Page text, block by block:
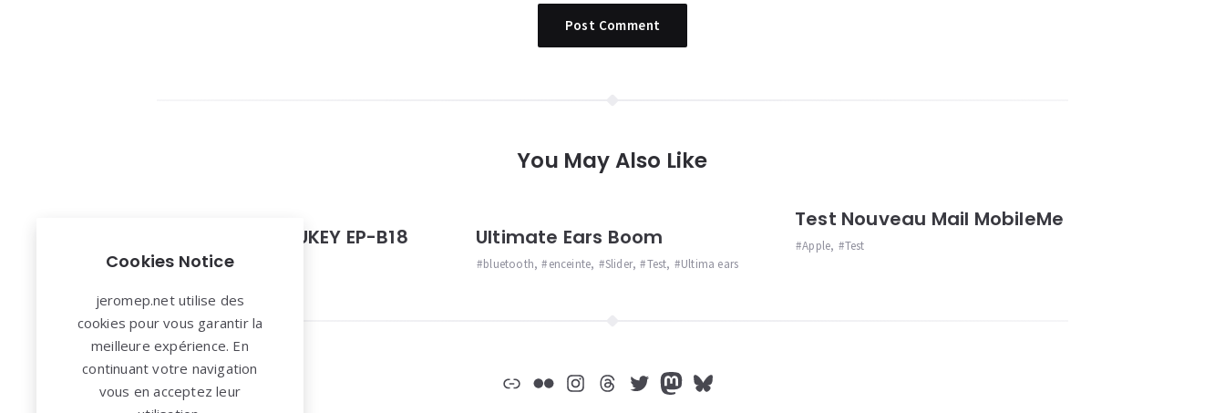
You May Also Like
Test Casque AUKEY EP-B18
aukey, casque
Ultimate Ears Boom
bluetooth, enceinte, Slider, Test, Ultima ears
Test Nouveau Mail MobileMe
Apple, Test
Widgets LienFlickrInstagram
Threads
Twitter
Mastodon
Bluesky
Cookies Notice
jeromep.net utilise des
cookies pour vous garantir la
meilleure expérience. En
continuant votre navigation
vous en acceptez leur